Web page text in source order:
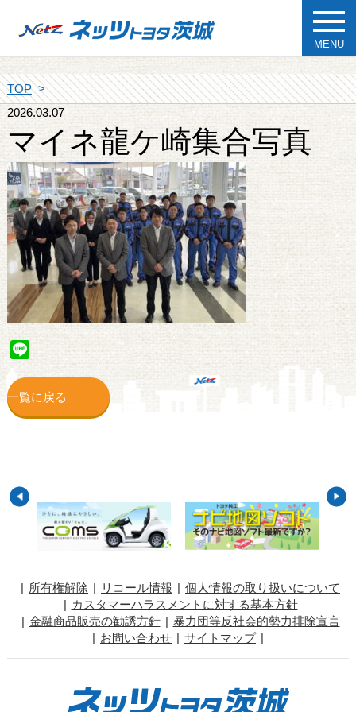
MENU
TOP
2026.03.07
マイネ龍ケ崎集合写真
Line
一覧に戻る
所有権解除 リコール情報
個人情報の取り扱いについて
カスタマーハラスメントに対する基本方針
金融商品販売の勧誘方針
暴力団等反社会的勢力排除宣言
お問い合わせ
サイトマップ